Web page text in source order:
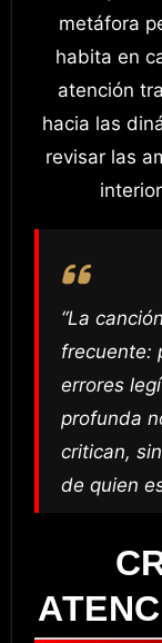
metáfora
habita en
atención
hacia las
revisar las
“La
frecuente:
errores
profunda
critican,
de quien